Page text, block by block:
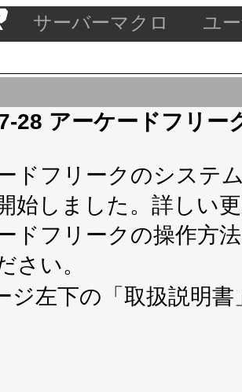
サーバーマクロ ユ
28 アーケードフリ
ドフリークのシステ
始しました。詳しい
ドフリークの操作方
さい。
ジ左下の 「取扱説明書